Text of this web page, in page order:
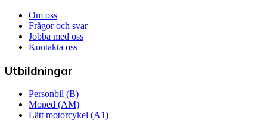
Om oss
Frågor och svar
Jobba med oss
Kontakta oss
Utbildningar
Personbil (B)
Moped (AM)
Lätt motorcykel (A1)